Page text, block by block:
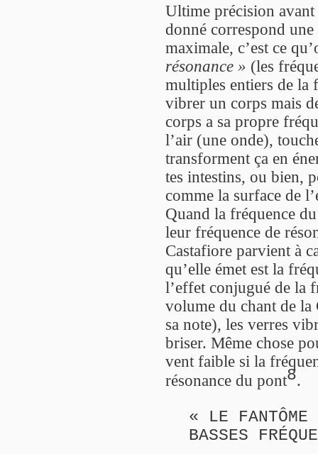
Ultime précision avant
donné correspond
maximale, c’est ce
résonance » (les
multiples entiers de la
vibrer un corps mais
corps a sa propre
l’air (une onde),
transforment ça en
tes intestins, ou bien,
comme la surface de
Quand la fréquence
leur fréquence de
Castafiore parvient à
qu’elle émet est la
l’effet conjugué de la
volume du chant de la
sa note), les verres
briser. Même chose
vent faible si la
résonance du pont8.
« LE
BASSES